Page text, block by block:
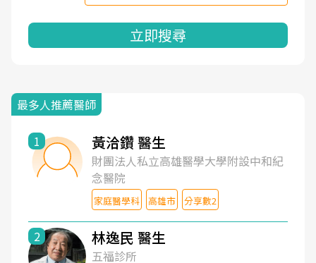
立即搜尋
最多人推薦醫師
1 黃洽鑽 醫生
財團法人私立高雄醫學大學附設中和紀
念醫院
家庭醫學科 高雄市 分享數2
2 林逸民 醫生
五福診所